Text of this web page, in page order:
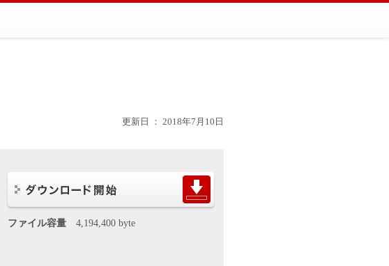
更新日 ： 2018年7月10日
ファイル容量 4,194,400 byte